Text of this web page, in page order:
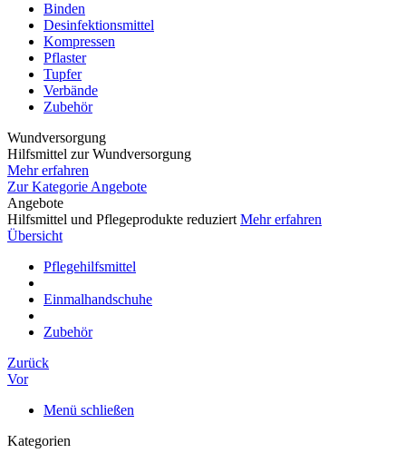
Binden
Desinfektionsmittel
Kompressen
Pflaster
Tupfer
Verbände
Zubehör
Wundversorgung
Hilfsmittel zur Wundversorgung
Mehr erfahren
Zur Kategorie Angebote
Angebote
Hilfsmittel und Pflegeprodukte reduziert Mehr erfahren
Übersicht
Pflegehilfsmittel
Einmalhandschuhe
Zubehör
Zurück
Vor
Menü schließen
Kategorien